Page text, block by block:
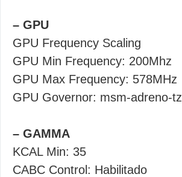
– GPU
GPU Frequency Scaling
GPU Min Frequency: 200Mhz
GPU Max Frequency: 578MHz
GPU Governor: msm-adreno-tz
– GAMMA
KCAL Min: 35
CABC Control: Habilitado